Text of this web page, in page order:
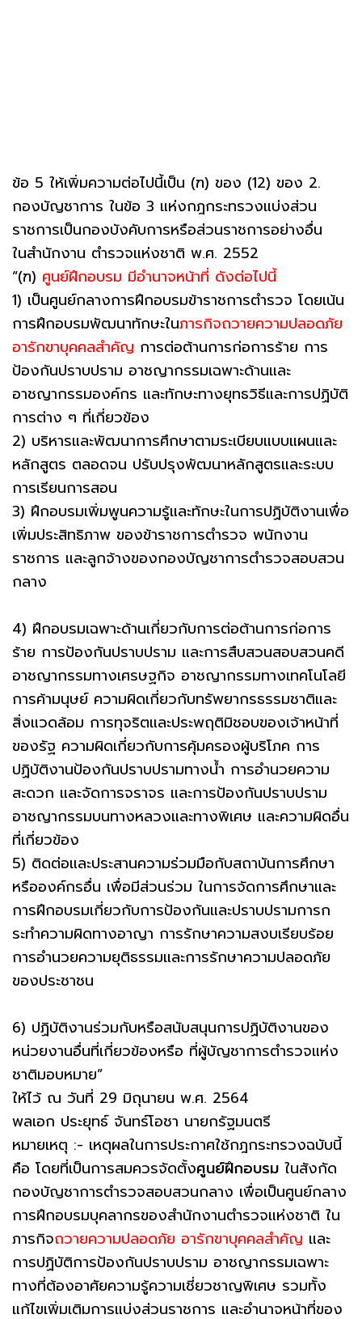
ข้อ 5 ให้เพิ่มความต่อไปนี้เป็น (ฑ) ของ (12) ของ 2.
กองบัญชาการ ในข้อ 3 แห่งกฎกระทรวงแบ่งส่วน
ราชการเป็นกองบังคับการหรือส่วนราชการอย่างอื่น
ในสํานักงาน ตํารวจแห่งชาติ พ.ศ. 2552
“(ฑ) ศูนย์ฝึกอบรม มีอํานาจหน้าที่ ดังต่อไปนี้
1) เป็นศูนย์กลางการฝึกอบรมข้าราชการตํารวจ โดยเน้น
การฝึกอบรมพัฒนาทักษะในภารกิจถวายความปลอดภัย
อารักขาบุคคลสําคัญ การต่อต้านการก่อการร้าย การ
ป้องกันปราบปราม อาชญากรรมเฉพาะด้านและ
อาชญากรรมองค์กร และทักษะทางยุทธวิธีและการปฏิบัติ
การต่าง ๆ ที่เกี่ยวข้อง
2) บริหารและพัฒนาการศึกษาตามระเบียบแบบแผนและ
หลักสูตร ตลอดจน ปรับปรุงพัฒนาหลักสูตรและระบบ
การเรียนการสอน
3) ฝึกอบรมเพิ่มพูนความรู้และทักษะในการปฏิบัติงานเพื่อ
เพิ่มประสิทธิภาพ ของข้าราชการตํารวจ พนักงาน
ราชการ และลูกจ้างของกองบัญชาการตํารวจสอบสวน
กลาง
4) ฝึกอบรมเฉพาะด้านเกี่ยวกับการต่อต้านการก่อการ
ร้าย การป้องกันปราบปราม และการสืบสวนสอบสวนคดี
อาชญากรรมทางเศรษฐกิจ อาชญากรรมทางเทคโนโลยี
การค้ามนุษย์ ความผิดเกี่ยวกับทรัพยากรธรรมชาติและ
สิ่งแวดล้อม การทุจริตและประพฤติมิชอบของเจ้าหน้าที่
ของรัฐ ความผิดเกี่ยวกับการคุ้มครองผู้บริโภค การ
ปฏิบัติงานป้องกันปราบปรามทางน้ำ การอํานวยความ
สะดวก และจัดการจราจร และการป้องกันปราบปราม
อาชญากรรมบนทางหลวงและทางพิเศษ และความผิดอื่น
ที่เกี่ยวข้อง
5) ติดต่อและประสานความร่วมมือกับสถาบันการศึกษา
หรือองค์กรอื่น เพื่อมีส่วนร่วม ในการจัดการศึกษาและ
การฝึกอบรมเกี่ยวกับการป้องกันและปราบปรามการก
ระทําความผิดทางอาญา การรักษาความสงบเรียบร้อย
การอํานวยความยุติธรรมและการรักษาความปลอดภัย
ของประชาชน
6) ปฏิบัติงานร่วมกับหรือสนับสนุนการปฏิบัติงานของ
หน่วยงานอื่นที่เกี่ยวข้องหรือ ที่ผู้บัญชาการตํารวจแห่ง
ชาติมอบหมาย”
ให้ไว้ ณ วันที่ 29 มิถุนายน พ.ศ. 2564
พลเอก ประยุทธ์ จันทร์โอชา นายกรัฐมนตรี
หมายเหตุ :- เหตุผลในการประกาศใช้กฎกระทรวงฉบับนี้
คือ โดยที่เป็นการสมควรจัดตั้งศูนย์ฝึกอบรม ในสังกัด
กองบัญชาการตํารวจสอบสวนกลาง เพื่อเป็นศูนย์กลาง
การฝึกอบรมบุคลากรของสํานักงานตํารวจแห่งชาติ ใน
ภารกิจถวายความปลอดภัย อารักขาบุคคลสําคัญ และ
การปฏิบัติการป้องกันปราบปราม อาชญากรรมเฉพาะ
ทางที่ต้องอาศัยความรู้ความเชี่ยวชาญพิเศษ รวมทั้ง
แก้ไขเพิ่มเติมการแบ่งส่วนราชการ และอํานาจหน้าที่ของ